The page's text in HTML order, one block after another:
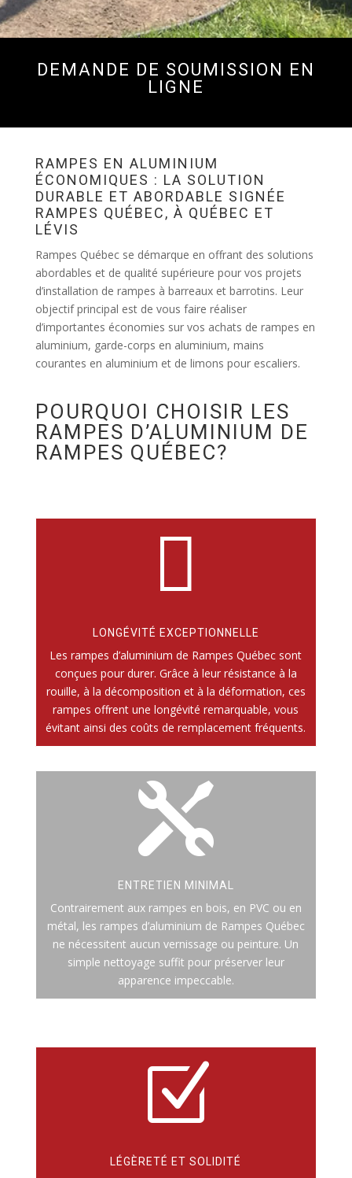
DEMANDE DE SOUMISSION EN
LIGNE
RAMPES EN ALUMINIUM
ÉCONOMIQUES : LA SOLUTION
DURABLE ET ABORDABLE SIGNÉE
RAMPES QUÉBEC, À QUÉBEC ET
LÉVIS
Rampes Québec se démarque en offrant des solutions
abordables et de qualité supérieure pour vos projets
d’installation de rampes à barreaux et barrotins. Leur
objectif principal est de vous faire réaliser
d’importantes économies sur vos achats de rampes en
aluminium, garde-corps en aluminium, mains
courantes en aluminium et de limons pour escaliers.
POURQUOI CHOISIR LES
RAMPES D’ALUMINIUM DE
RAMPES QUÉBEC?

LONGÉVITÉ EXCEPTIONNELLE
Les rampes d’aluminium de Rampes Québec sont
conçues pour durer. Grâce à leur résistance à la
rouille, à la décomposition et à la déformation, ces
rampes offrent une longévité remarquable, vous
évitant ainsi des coûts de remplacement fréquents.

ENTRETIEN MINIMAL
Contrairement aux rampes en bois, en PVC ou en
métal, les rampes d’aluminium de Rampes Québec
ne nécessitent aucun vernissage ou peinture. Un
simple nettoyage suffit pour préserver leur
apparence impeccable.
Z
LÉGÈRETÉ ET SOLIDITÉ